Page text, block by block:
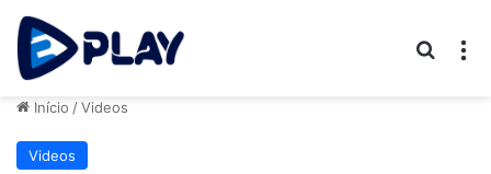
Início /Videos
Videos